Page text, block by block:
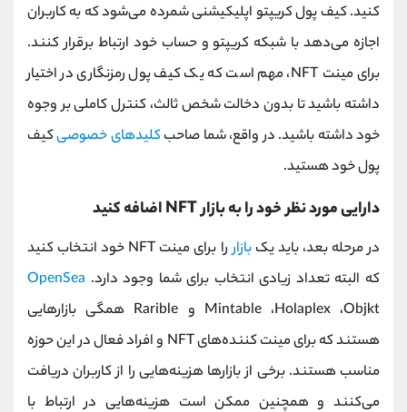
کنید. کیف پول کریپتو اپلیکیشنی شمرده می‌شود که به کاربران
اجازه می‌دهد با شبکه کریپتو و حساب خود ارتباط برقرار کنند.
برای مینت NFT، مهم است که یک کیف پول رمزنگاری در اختیار
داشته باشید تا بدون دخالت شخص ثالث، کنترل کاملی بر وجوه
خود داشته باشید. در واقع، شما صاحبکلیدهای خصوصیکیف
پول خود هستید.
دارایی‌ مورد نظر خود را به بازار NFT اضافه کنید
در مرحله بعد، باید یکبازار
را برای مینت NFT خود انتخاب کنید
که البته تعداد زیادی انتخاب برای شما وجود دارد. OpenSea
Mintable ،Holaplex ،Objkt و Rarible همگی بازارهایی
هستند که برای مینت کننده‌های NFT و افراد فعال در این حوزه
مناسب هستند. برخی از بازارها هزینه‌هایی را از کاربران دریافت
می‌کنند و همچنین ممکن است هزینه‌هایی در ارتباط با